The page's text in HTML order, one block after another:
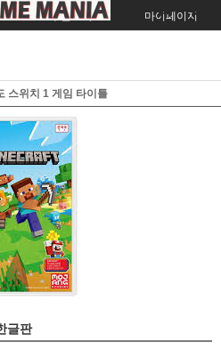
주문조회 마이페이지
스위치 1 게임 타이틀
글판